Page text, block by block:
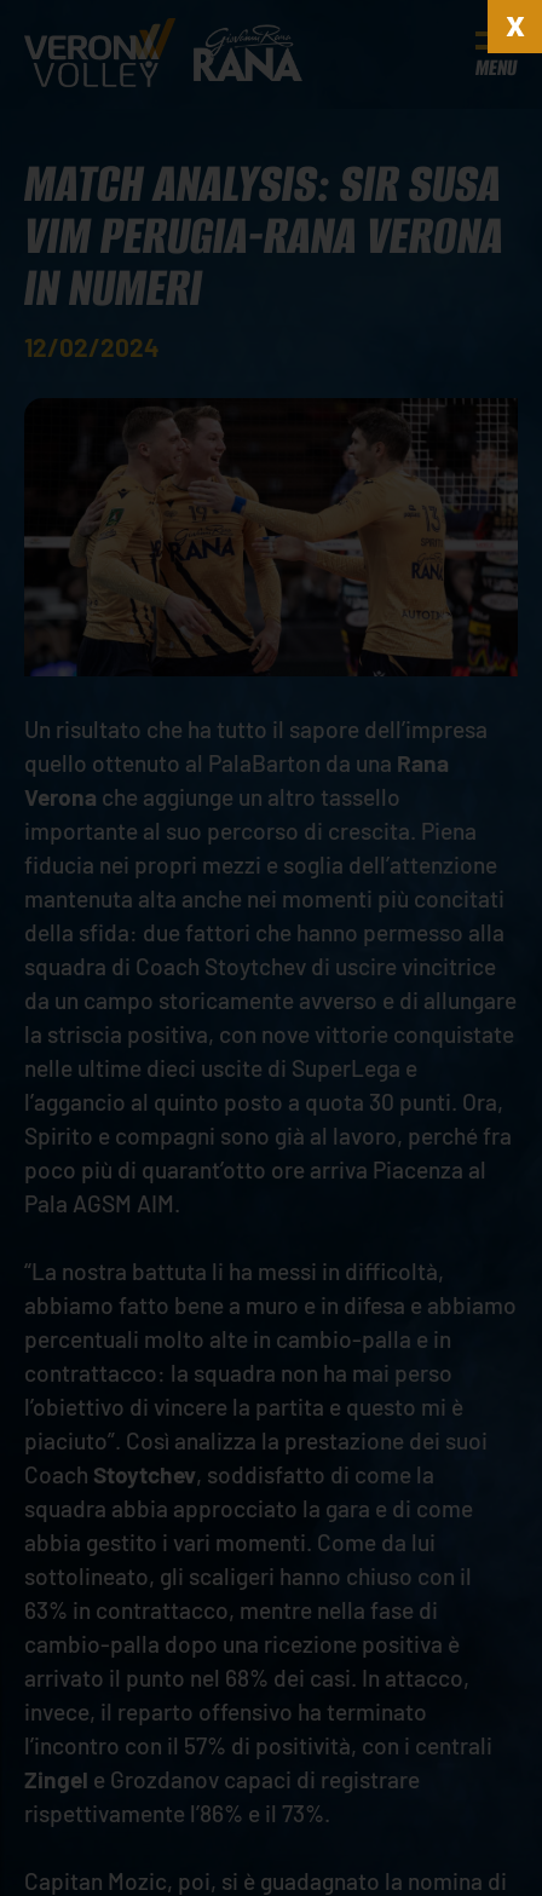
MENU
MATCH ANALYSIS: SIR SUSA
VIM PERUGIA-RANA VERONA
IN NUMERI
12/02/2024
Un risultato che ha tutto il sapore dell’impresa
quello ottenuto al PalaBarton da una Rana
Verona che aggiunge un altro tassello
importante al suo percorso di crescita. Piena
fiducia nei propri mezzi e soglia dell’attenzione
mantenuta alta anche nei momenti più concitati
della sfida: due fattori che hanno permesso alla
squadra di Coach Stoytchev di uscire vincitrice
da un campo storicamente avverso e di allungare
la striscia positiva, con nove vittorie conquistate
nelle ultime dieci uscite di SuperLega e
l’aggancio al quinto posto a quota 30 punti. Ora,
Spirito e compagni sono già al lavoro, perché fra
poco più di quarant’otto ore arriva Piacenza al
Pala AGSM AIM.
“La nostra battuta li ha messi in difficoltà,
abbiamo fatto bene a muro e in difesa e abbiamo
percentuali molto alte in cambio-palla e in
contrattacco: la squadra non ha mai perso
l’obiettivo di vincere la partita e questo mi è
piaciuto”. Così analizza la prestazione dei suoi
Coach Stoytchev, soddisfatto di come la
squadra abbia approcciato la gara e di come
abbia gestito i vari momenti. Come da lui
sottolineato, gli scaligeri hanno chiuso con il
63% in contrattacco, mentre nella fase di
cambio-palla dopo una ricezione positiva è
arrivato il punto nel 68% dei casi. In attacco,
invece, il reparto offensivo ha terminato
l’incontro con il 57% di positività, con i centrali
Zingel e Grozdanov capaci di registrare
rispettivamente l’86% e il 73%.
Capitan Mozic, poi, si è guadagnato la nomina di